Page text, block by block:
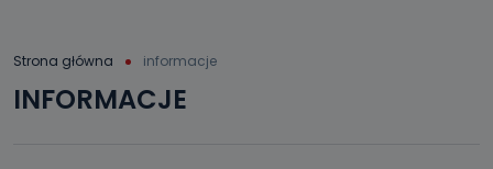
Strona główna informacje
INFORMACJE